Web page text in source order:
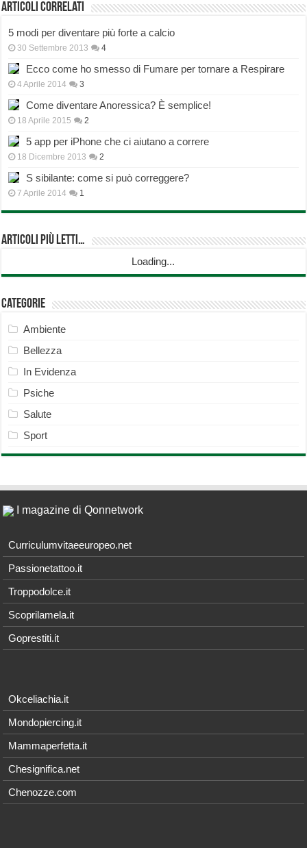
Articoli correlati
5 modi per diventare più forte a calcio
30 Settembre 2013 4
Ecco come ho smesso di Fumare per tornare a Respirare
4 Aprile 2014 3
Come diventare Anoressica? È semplice!
18 Aprile 2015 2
5 app per iPhone che ci aiutano a correre
18 Dicembre 2013 2
S sibilante: come si può correggere?
7 Aprile 2014 1
Articoli più Letti…
Loading...
Categorie
Ambiente
Bellezza
In Evidenza
Psiche
Salute
Sport
I magazine di Qonnetwork
Curriculumvitaeeuropeo.net
Passionetattoo.it
Troppodolce.it
Scoprilamela.it
Goprestiti.it
Okceliachia.it
Mondopiercing.it
Mammaperfetta.it
Chesignifica.net
Chenozze.com